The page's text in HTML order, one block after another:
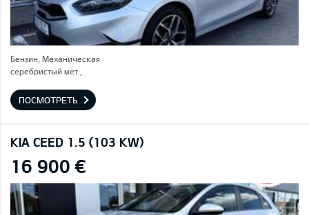
Бензин, Механическая
серебристый мет.,
ПОСМОТРЕТЬ
KIA CEED 1.5 (103 KW)
16 900 €